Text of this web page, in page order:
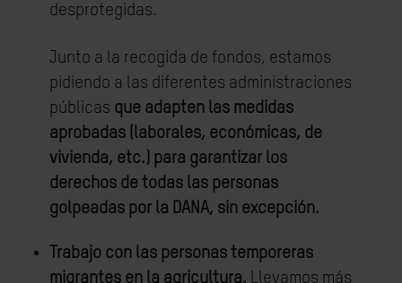
desprotegidas.
Junto a la recogida de fondos, estamos
pidiendo a las diferentes administraciones
públicas que adapten las medidas
aprobadas (laborales, económicas, de
vivienda, etc.) para garantizar los
derechos de todas las personas
golpeadas por la DANA, sin excepción.
Trabajo con las personas temporeras
migrantes en la agricultura. Llevamos más